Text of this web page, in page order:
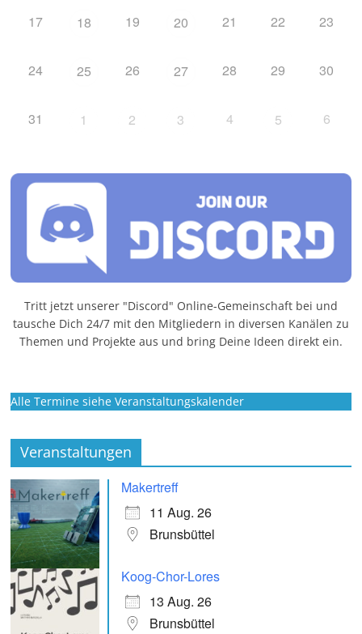
17 18 19 20 21 22 23
24 25 26 27 28 29 30
31 1 2 3 4 5 6
Tritt jetzt unserer "Discord" Online-Gemeinschaft bei und
tausche Dich 24/7 mit den Mitgliedern in diversen Kanälen zu
Themen und Projekte aus und bring Deine Ideen direkt ein.
Alle Termine siehe Veranstaltungskalender
Veranstaltungen
Makertreff
11 Aug. 26
Brunsbüttel
Koog-Chor-Lores
13 Aug. 26
Brunsbüttel